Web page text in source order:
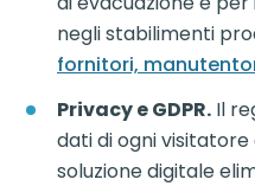
negli stabilimenti
fornitori,
Privacy e GDPR. Il
dati di ogni visitatore
soluzione digitale